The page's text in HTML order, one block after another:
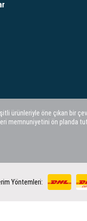
öne çıkan bir
memnuniyetini ön planda
Yöntemleri: